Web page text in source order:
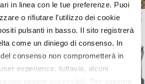
in linea con le tue preferenze. Puoi
o rifiutare l’utilizzo dei cookie
pulsanti in basso. Il sito registrerà
come un diniego di consenso. In
consenso non comprometterà in
experience, tuttavia, alcuni
non essere accessibili. Per saperne